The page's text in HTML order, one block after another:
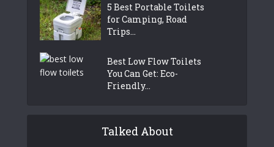
5 Best Portable Toilets
for Camping, Road
Trips...
Best Low Flow Toilets
You Can Get: Eco-
Friendly...
Talked About